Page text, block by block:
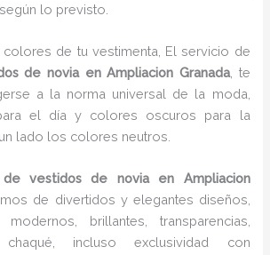
lo previsto.
de tu vestimenta, El servicio de
de novia en Ampliacion Granada, te
a la norma universal de la moda,
el día y colores oscuros para la
lado los colores neutros.
de vestidos de novia
en Ampliacion
de divertidos y elegantes diseños,
brillantes, transparencias,
incluso exclusividad con